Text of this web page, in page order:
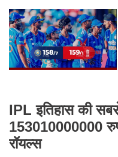
IPL इतिहास की
153010000000
रॉयल्स